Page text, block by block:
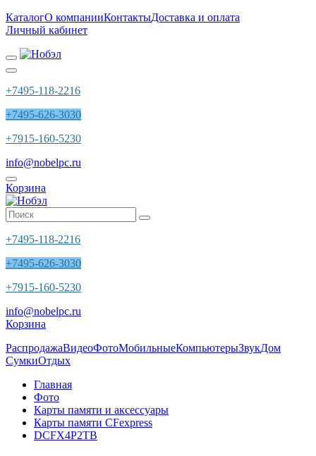
КаталогО компанииКонтактыДоставка и оплата
Личный кабинет
+7495-118-2216
+7495-626-3030
+7915-160-5230
info@nobelpc.ru
Корзина
+7495-118-2216
+7495-626-3030
+7915-160-5230
info@nobelpc.ru
Корзина
РаспродажаВидеоФотоМобильныеКомпьютерыЗвукДом
СумкиОтдых
Главная
Фото
Карты памяти и аксессуары
Карты памяти CFexpress
DCFX4P2TB